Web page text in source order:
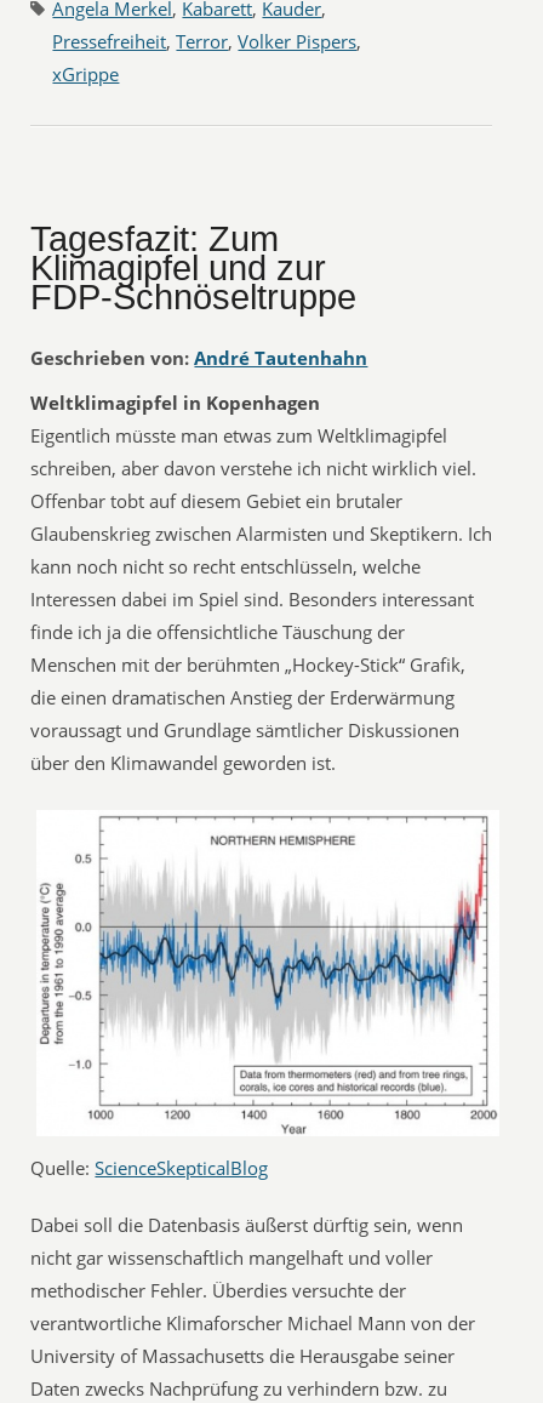
Angela Merkel, Kabarett, Kauder,
Pressefreiheit,Terror,Volker Pispers,
xGrippe
Tagesfazit: Zum
Klimagipfel und zur
FDP-Schnöseltruppe
Geschrieben von: André Tautenhahn
Weltklimagipfel in Kopenhagen
Eigentlich müsste man etwas zum Weltklimagipfel
schreiben, aber davon verstehe ich nicht wirklich viel.
Offenbar tobt auf diesem Gebiet ein brutaler
Glaubenskrieg zwischen Alarmisten und Skeptikern. Ich
kann noch nicht so recht entschlüsseln, welche
Interessen dabei im Spiel sind. Besonders interessant
finde ich ja die offensichtliche Täuschung der
Menschen mit der berühmten „Hockey-Stick“ Grafik,
die einen dramatischen Anstieg der Erderwärmung
voraussagt und Grundlage sämtlicher Diskussionen
über den Klimawandel geworden ist.
Quelle:ScienceSkepticalBlog
Dabei soll die Datenbasis äußerst dürftig sein, wenn
nicht gar wissenschaftlich mangelhaft und voller
methodischer Fehler. Überdies versuchte der
verantwortliche Klimaforscher Michael Mann von der
University of Massachusetts die Herausgabe seiner
Daten zwecks Nachprüfung zu verhindern bzw. zu